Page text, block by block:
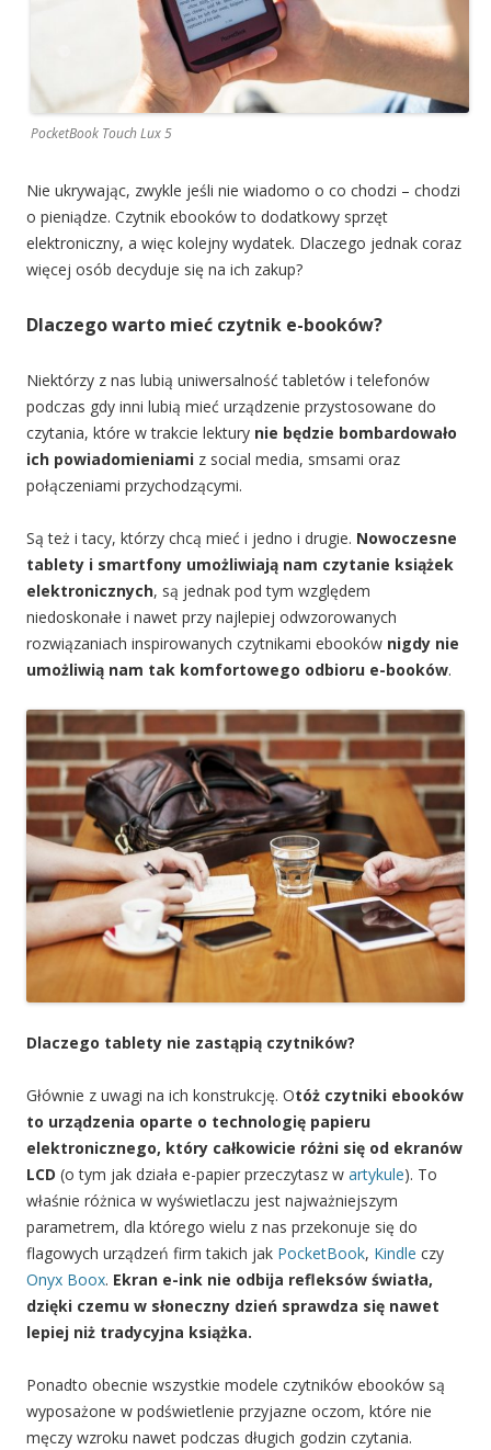
PocketBook Touch Lux 5
Nie ukrywając, zwykle jeśli nie wiadomo o co chodzi – chodzi
o pieniądze. Czytnik ebooków to dodatkowy sprzęt
elektroniczny, a więc kolejny wydatek. Dlaczego jednak coraz
więcej osób decyduje się na ich zakup?
Dlaczego warto mieć czytnik e-booków?
Niektórzy z nas lubią uniwersalność tabletów i telefonów
podczas gdy inni lubią mieć urządzenie przystosowane do
czytania, które w trakcie lektury nie będzie bombardowało
ich powiadomieniami z social media, smsami oraz
połączeniami przychodzącymi.
Są też i tacy, którzy chcą mieć i jedno i drugie. Nowoczesne
tablety i smartfony umożliwiają nam czytanie książek
elektronicznych, są jednak pod tym względem
niedoskonałe i nawet przy najlepiej odwzorowanych
rozwiązaniach inspirowanych czytnikami ebooków nigdy nie
umożliwią nam tak komfortowego odbioru e-booków.
Dlaczego tablety nie zastąpią czytników?
Głównie z uwagi na ich konstrukcję. Otóż czytniki ebooków
to urządzenia oparte o technologię papieru
elektronicznego, który całkowicie różni się od ekranów
LCD (o tym jak działa e-papier przeczytasz w artykule). To
właśnie różnica w wyświetlaczu jest najważniejszym
parametrem, dla którego wielu z nas przekonuje się do
flagowych urządzeń firm takich jak PocketBook, Kindle czy
Onyx Boox. Ekran e-ink nie odbija refleksów światła,
dzięki czemu w słoneczny dzień sprawdza się nawet
lepiej niż tradycyjna książka.
Ponadto obecnie wszystkie modele czytników ebooków są
wyposażone w podświetlenie przyjazne oczom, które nie
męczy wzroku nawet podczas długich godzin czytania.